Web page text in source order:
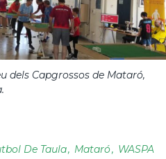
dels Capgrossos de Mataró,
De Taula Mataró WASPA